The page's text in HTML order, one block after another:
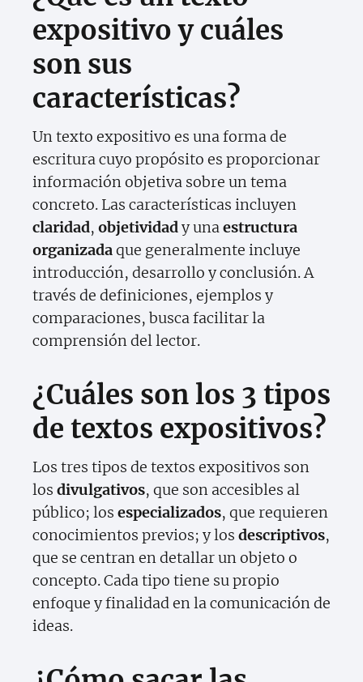
expositivo y cuáles
son sus
características?
Un texto expositivo es una forma de
escritura cuyo propósito es proporcionar
información objetiva sobre un tema
concreto. Las características incluyen
claridad, objetividady unaestructura
organizadaque generalmente incluye
introducción, desarrollo y conclusión. A
través de definiciones, ejemplos y
comparaciones, busca facilitar la
comprensión del lector.
¿Cuáles son los 3 tipos
de textos expositivos?
Los tres tipos de textos expositivos son
los divulgativos, que son accesibles al
público; los especializados, que requieren
conocimientos previos; y los descriptivos,
que se centran en detallar un objeto o
concepto. Cada tipo tiene su propio
enfoque y finalidad en la comunicación de
ideas.